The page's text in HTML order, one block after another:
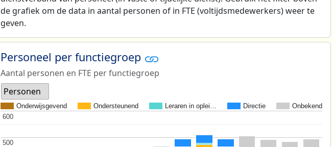
de grafiek om de data in aantal personen of in FTE (voltijdsmedewerkers) weer te
geven.
Personeel per functiegroep
Aantal personen en FTE per functiegroep
Personen
Onderwijsgevend Ondersteunend Leraren in oplei… Directie Onbekend
500
500
600
600